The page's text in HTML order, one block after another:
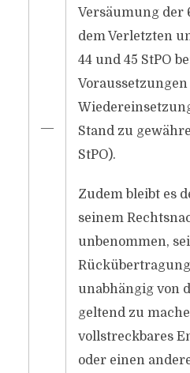
―
Versäumung der
dem Verletzten
44 und 45 StPO
Voraussetzungen
Stand zu
StPO).
Zudem bleibt es
seinem
unbenommen,
unabhängig von
geltend zu
vollstreckbares
oder einen